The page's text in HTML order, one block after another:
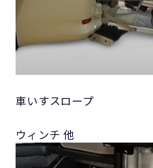
車いすスロープ
ウィンチ 他